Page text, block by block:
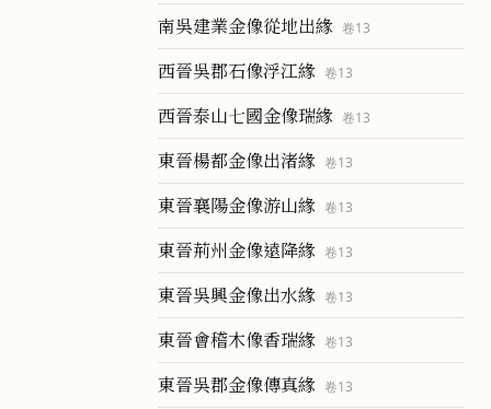
南吳建業金像從地出緣 卷13
西晉吳郡石像浮江緣 卷13
西晉泰山七國金像瑞緣 卷13
東晉楊都金像出渚緣 卷13
東晉襄陽金像游山緣 卷13
東晉荊州金像遠降緣 卷13
東晉吳興金像出水緣 卷13
東晉會稽木像香瑞緣 卷13
東晉吳郡金像傳真緣 卷13